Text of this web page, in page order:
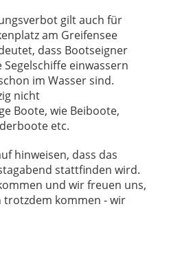
gilt auch für
am Greifensee
dass Bootseigner
einwassern
im Wasser sind.
nicht
Boote, wie Beiboote,
etc.
hinweisen, dass das
stattfinden wird.
und wir freuen uns,
trotzdem kommen - wir